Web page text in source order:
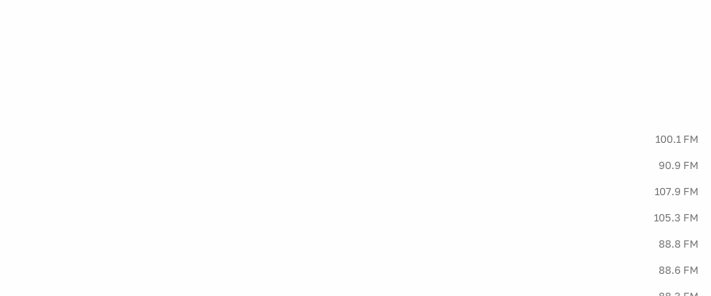
100.1 FM
90.9 FM
107.9 FM
105.3 FM
88.8 FM
88.6 FM